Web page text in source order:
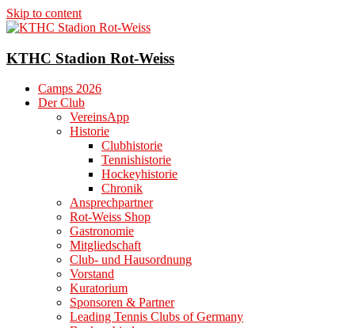
Skip to content
KTHC Stadion Rot-Weiss
Camps 2026
Der Club
VereinsApp
Historie
Clubhistorie
Tennishistorie
Hockeyhistorie
Chronik
Ansprechpartner
Rot-Weiss Shop
Gastronomie
Mitgliedschaft
Club- und Hausordnung
Vorstand
Kuratorium
Sponsoren & Partner
Leading Tennis Clubs of Germany